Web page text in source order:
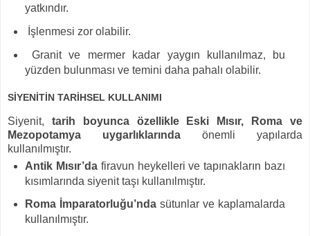
yatkındır.
İşlenmesi zor olabilir.
Granit ve mermer kadar yaygın kullanılmaz, bu
yüzden bulunması ve temini daha pahalı olabilir.
SİYENİTİN TARİHSEL KULLANIMI
Siyenit, tarih boyunca özellikle Eski Mısır, Roma ve
Mezopotamya uygarlıklarında önemli yapılarda
kullanılmıştır.
Antik Mısır’dafiravun heykelleri ve tapınakların bazı
kısımlarında siyenit taşı kullanılmıştır.
Roma İmparatorluğu’ndasütunlar ve kaplamalarda
kullanılmıştır.